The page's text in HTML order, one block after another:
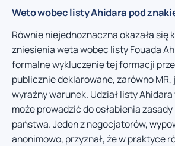
Weto wobec listy Ahidara pod
Równie niejednoznaczna okazała się
zniesienia weta wobec listy Fouada
formalne wykluczenie tej formacji
publicznie deklarowane, zarówno MR,
wyraźny warunek. Udział listy
może prowadzić do osłabienia
państwa. Jeden z negocjatorów,
anonimowo, przyznał, że w praktyce